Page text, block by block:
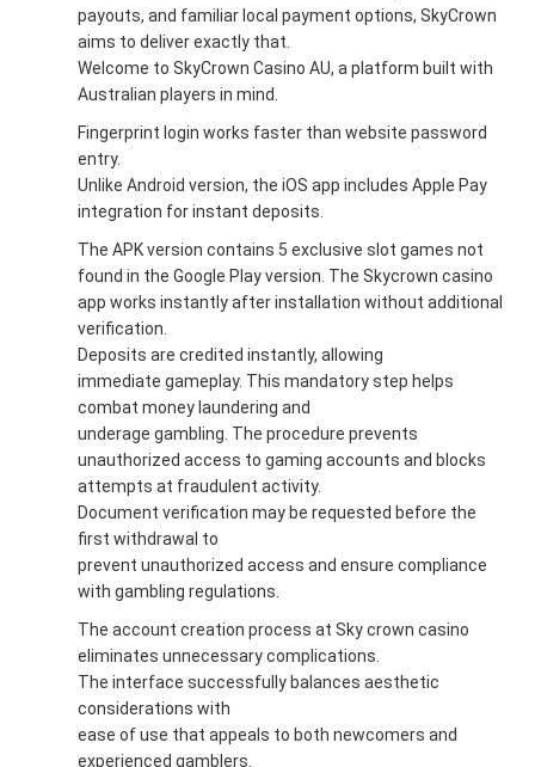
payouts, and familiar local payment options, SkyCrown
aims to deliver exactly that.
Welcome to SkyCrown Casino AU, a platform built with
Australian players in mind.
Fingerprint login works faster than website password
entry.
Unlike Android version, the iOS app includes Apple Pay
integration for instant deposits.
The APK version contains 5 exclusive slot games not
found in the Google Play version. The Skycrown casino
app works instantly after installation without additional
verification.
Deposits are credited instantly, allowing
immediate gameplay. This mandatory step helps
combat money laundering and
underage gambling. The procedure prevents
unauthorized access to gaming accounts and blocks
attempts at fraudulent activity.
Document verification may be requested before the
first withdrawal to
prevent unauthorized access and ensure compliance
with gambling regulations.
The account creation process at Sky crown casino
eliminates unnecessary complications.
The interface successfully balances aesthetic
considerations with
ease of use that appeals to both newcomers and
experienced gamblers.